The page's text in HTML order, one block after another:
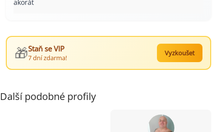
akorát
🎁Staň se VIP
7 dní zdarma!
Vyzkoušet
Další podobné profily